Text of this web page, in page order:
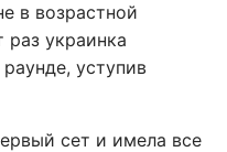
в возрастной
раз украинка
уступив
сет и имела все